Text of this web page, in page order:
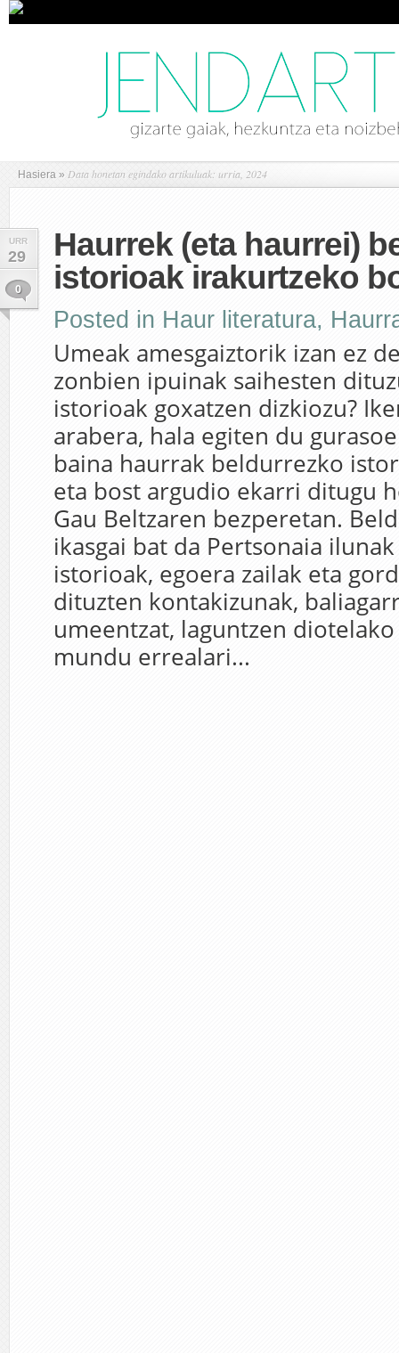
Hasiera » Data honetan egindako artikuluak: urria, 2024
URR
29
0
Haurrek (eta haurrei)
istorioak irakurtzeko
Posted in Haur literatura,
Umeak amesgaiztorik izan ez
zonbien ipuinak saihesten
istorioak goxatzen dizkiozu?
arabera, hala egiten du
baina haurrak beldurrezko
eta bost argudio ekarri ditugu
Gau Beltzaren bezperetan.
ikasgai bat da Pertsonaia
istorioak, egoera zailak eta
dituzten kontakizunak,
umeentzat, laguntzen
mundu errealari...